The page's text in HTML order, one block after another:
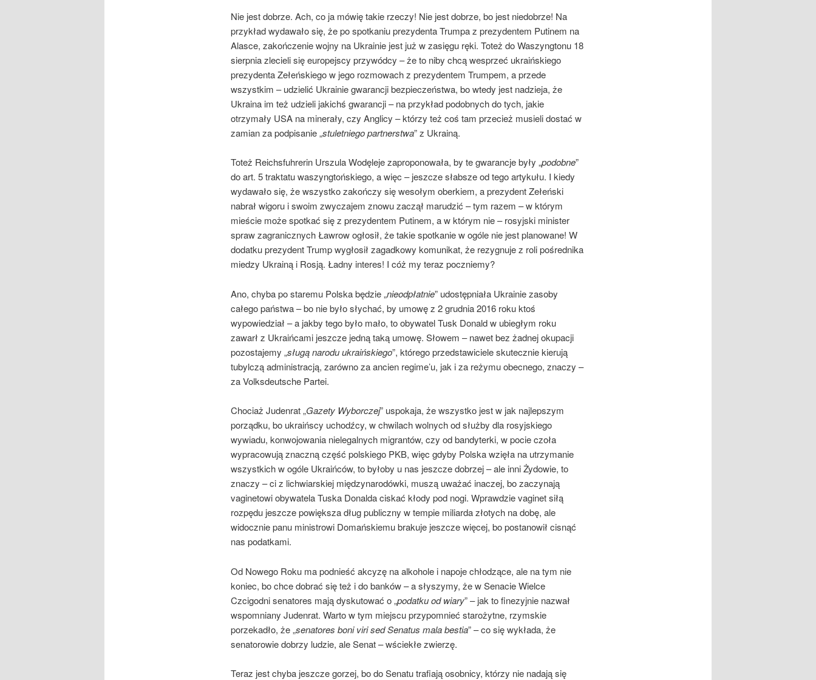
Nie jest dobrze. Ach, co ja mówię takie rzeczy! Nie jest dobrze, bo jest niedobrze! Na
przykład wydawało się, że po spotkaniu prezydenta Trumpa z prezydentem Putinem na
Alasce, zakończenie wojny na Ukrainie jest już w zasięgu ręki. Toteż do Waszyngtonu 18
sierpnia zlecieli się europejscy przywódcy – że to niby chcą wesprzeć ukraińskiego
prezydenta Zełeńskiego w jego rozmowach z prezydentem Trumpem, a przede
wszystkim – udzielić Ukrainie gwarancji bezpieczeństwa, bo wtedy jest nadzieja, że
Ukraina im też udzieli jakichś gwarancji – na przykład podobnych do tych, jakie
otrzymały USA na minerały, czy Anglicy – którzy też coś tam przecież musieli dostać w
zamian za podpisanie „stuletniego partnerstwa” z Ukrainą.
Toteż Reichsfuhrerin Urszula Wodęleje zaproponowała, by te gwarancje były „podobne”
do art. 5 traktatu waszyngtońskiego, a więc – jeszcze słabsze od tego artykułu. I kiedy
wydawało się, że wszystko zakończy się wesołym oberkiem, a prezydent Zełeński
nabrał wigoru i swoim zwyczajem znowu zaczął marudzić – tym razem – w którym
mieście może spotkać się z prezydentem Putinem, a w którym nie – rosyjski minister
spraw zagranicznych Ławrow ogłosił, że takie spotkanie w ogóle nie jest planowane! W
dodatku prezydent Trump wygłosił zagadkowy komunikat, że rezygnuje z roli pośrednika
miedzy Ukrainą i Rosją. Ładny interes! I cóż my teraz poczniemy?
Ano, chyba po staremu Polska będzie „nieodpłatnie” udostępniała Ukrainie zasoby
całego państwa – bo nie było słychać, by umowę z 2 grudnia 2016 roku ktoś
wypowiedział – a jakby tego było mało, to obywatel Tusk Donald w ubiegłym roku
zawarł z Ukraińcami jeszcze jedną taką umowę. Słowem – nawet bez żadnej okupacji
pozostajemy „sługą narodu ukraińskiego”, którego przedstawiciele skutecznie kierują
tubylczą administracją, zarówno za ancien regime’u, jak i za reżymu obecnego, znaczy –
za Volksdeutsche Partei.
Chociaż Judenrat „Gazety Wyborczej” uspokaja, że wszystko jest w jak najlepszym
porządku, bo ukraińscy uchodźcy, w chwilach wolnych od służby dla rosyjskiego
wywiadu, konwojowania nielegalnych migrantów, czy od bandyterki, w pocie czoła
wypracowują znaczną część polskiego PKB, więc gdyby Polska wzięła na utrzymanie
wszystkich w ogóle Ukraińców, to byłoby u nas jeszcze dobrzej – ale inni Żydowie, to
znaczy – ci z lichwiarskiej międzynarodówki, muszą uważać inaczej, bo zaczynają
vaginetowi obywatela Tuska Donalda ciskać kłody pod nogi. Wprawdzie vaginet siłą
rozpędu jeszcze powiększa dług publiczny w tempie miliarda złotych na dobę, ale
widocznie panu ministrowi Domańskiemu brakuje jeszcze więcej, bo postanowił cisnąć
nas podatkami.
Od Nowego Roku ma podnieść akcyzę na alkohole i napoje chłodzące, ale na tym nie
koniec, bo chce dobrać się też i do banków – a słyszymy, że w Senacie Wielce
Czcigodni senatores mają dyskutować o „podatku od wiary” – jak to finezyjnie nazwał
wspomniany Judenrat. Warto w tym miejscu przypomnieć starożytne, rzymskie
porzekadło, że „senatores boni viri sed Senatus mala bestia” – co się wykłada, że
senatorowie dobrzy ludzie, ale Senat – wściekłe zwierzę.
Teraz jest chyba jeszcze gorzej, bo do Senatu trafiają osobnicy, którzy nie nadają się